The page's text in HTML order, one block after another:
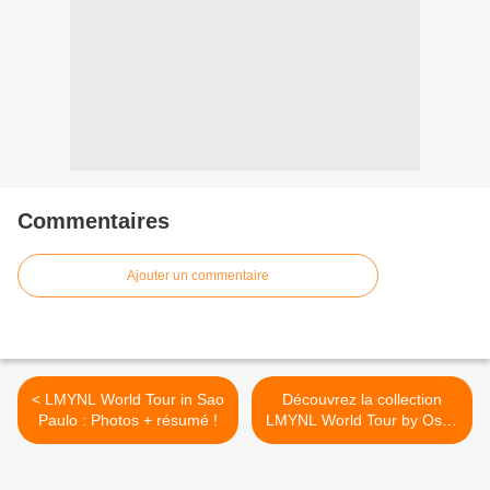
Commentaires
Ajouter un commentaire
< LMYNL World Tour in Sao
Paulo : Photos + résumé !
Découvrez la collection
LMYNL World Tour by Ostu.
>